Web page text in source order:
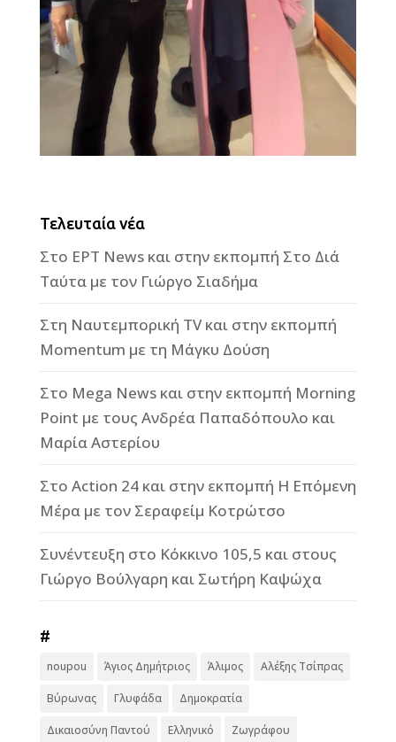
Τελευταία νέα
Στο ΕΡΤ News και στην εκπομπή Στο Διά
Ταύτα με τον Γιώργο Σιαδήμα
Στη Ναυτεμπορική TV και στην εκπομπή
Momentum με τη Μάγκυ Δούση
Στο Mega News και στην εκπομπή Morning
Point με τους Ανδρέα Παπαδόπουλο και
Μαρία Αστερίου
Στο Action 24 και στην εκπομπή Η Επόμενη
Μέρα με τον Σεραφείμ Κοτρώτσο
Συνέντευξη στο Κόκκινο 105,5 και στους
Γιώργο Βούλγαρη και Σωτήρη Καψώχα
#
noupou Άγιος Δημήτριος Άλιμος Αλέξης Τσίπρας
Βύρωνας Γλυφάδα Δημοκρατία
Δικαιοσύνη Παντού Ελληνικό Ζωγράφου